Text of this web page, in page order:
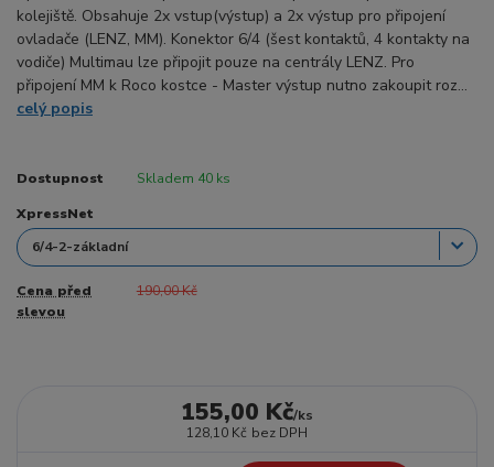
kolejiště. Obsahuje 2x vstup(výstup) a 2x výstup pro připojení
ovladače (LENZ, MM). Konektor 6/4 (šest kontaktů, 4 kontakty na
vodiče) Multimau lze připojit pouze na centrály LENZ. Pro
připojení MM k Roco kostce - Master výstup nutno zakoupit roz...
celý popis
Dostupnost Skladem 40 ks
XpressNet
Cena před
slevou
190,00 Kč
155,00 Kč/ks
128,10 Kč bez DPH